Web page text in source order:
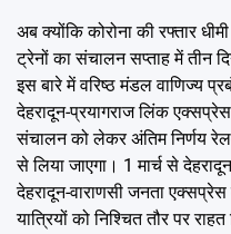
अब क्योंकि कोरोना की रफ्तार
ट्रेनों का संचालन सप्ताह में तीन
इस बारे में वरिष्ठ मंडल वाणिज्य
देहरादून-प्रयागराज लिंक
संचालन को लेकर अंतिम निर्णय
से लिया जाएगा। 1 मार्च से
देहरादून-वाराणसी जनता
यात्रियों को निश्चित तौर पर राहत